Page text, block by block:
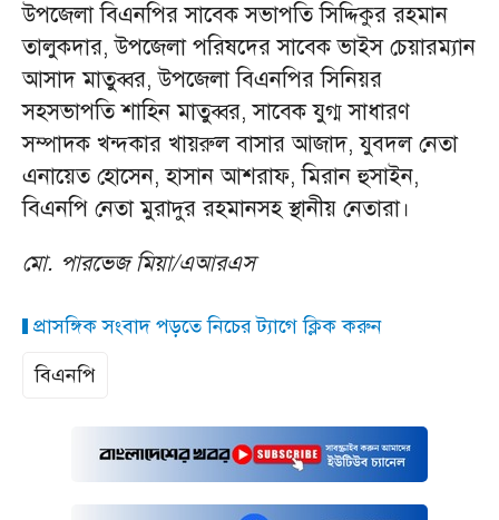
উপজেলা বিএনপির সাবেক সভাপতি সিদ্দিকুর রহমান
তালুকদার, উপজেলা পরিষদের সাবেক ভাইস চেয়ারম্যান
আসাদ মাতুব্বর, উপজেলা বিএনপির সিনিয়র
সহসভাপতি শাহিন মাতুব্বর, সাবেক যুগ্ম সাধারণ
সম্পাদক খন্দকার খায়রুল বাসার আজাদ, যুবদল নেতা
এনায়েত হোসেন, হাসান আশরাফ, মিরান হুসাইন,
বিএনপি নেতা মুরাদুর রহমানসহ স্থানীয় নেতারা।
মো. পারভেজ মিয়া/এআরএস
প্রাসঙ্গিক সংবাদ পড়তে নিচের ট্যাগে ক্লিক করুন
বিএনপি